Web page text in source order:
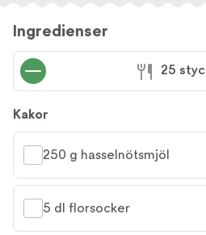
Ingredienser
25
Kakor
250 g hasselnötsmjöl
5 dl florsocker